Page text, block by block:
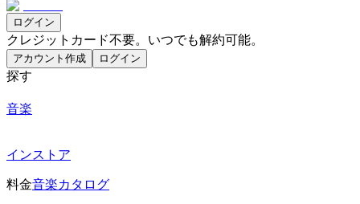
ログイン
クレジットカード不要。いつでも解約可能。
アカウント作成 ログイン
探す
音楽
インストア
料金音楽カタログ